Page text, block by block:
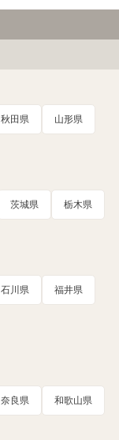
秋田県 山形県
茨城県 栃木県
石川県 福井県
奈良県 和歌山県